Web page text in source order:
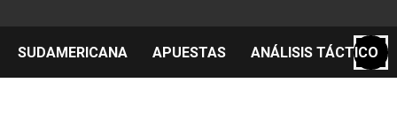
SUDAMERICANA APUESTAS ANÁLISIS TÁCTICO